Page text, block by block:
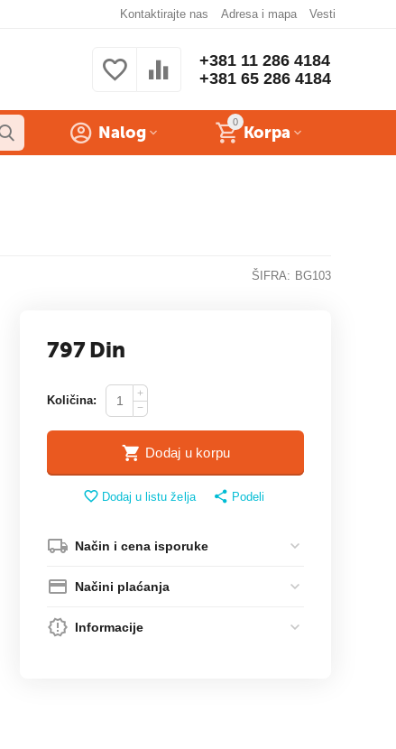
Kontaktirajte nas Adresa i mapa Vesti
+381 11 286 4184
+381 65 286 4184
0
Korpa
Nalog
ŠIFRA: BG103
797 Din
Količina:
+
−
Dodaj u korpu
Dodaj u listu želja Podeli
Način i cena isporuke
Načini plaćanja
Informacije